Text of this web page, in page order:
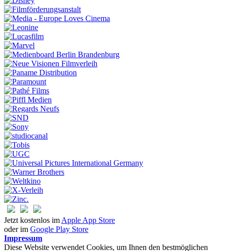
Jetzt kostenlos im Apple App Store
oder im Google Play Store
Impressum
Diese Website verwendet Cookies, um Ihnen den bestmöglichen